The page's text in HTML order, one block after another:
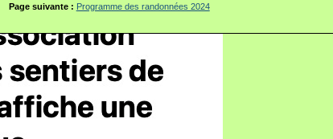
Page suivante : Programme des randonnées 2024